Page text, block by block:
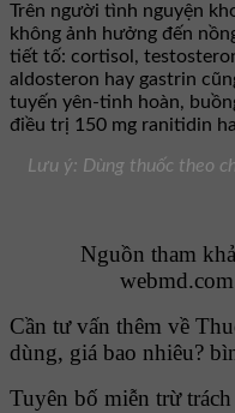
Trên người tình nguyện
không ảnh hưởng đến
tiết tố: cortisol,
aldosteron hay gastrin
tuyến yên-tinh hoàn,
điều trị 150 mg ranitidin
Lưu ý: Dùng thuốc theo
Nguồn tham
Cần tư vấn thêm về
dùng, giá bao nhiêu?
Tuyên bố miễn trừ